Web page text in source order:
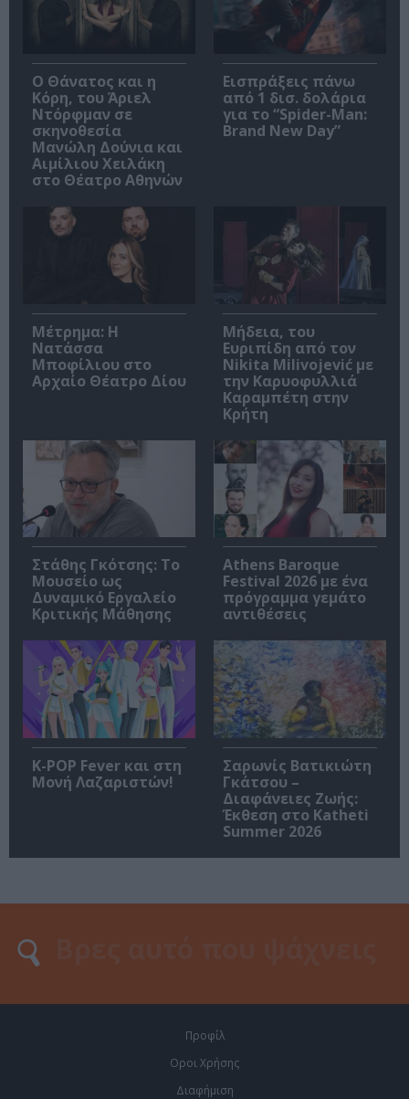
Ο Θάνατος και η
Κόρη, του Άριελ
Ντόρφμαν σε
σκηνοθεσία
Μανώλη Δούνια και
Αιμίλιου Χειλάκη
στο Θέατρο Αθηνών
Εισπράξεις πάνω
από 1 δισ. δολάρια
για το “Spider-Man:
Brand New Day”
Μέτρημα: Η
Νατάσσα
Μποφίλιου στο
Αρχαίο Θέατρο Δίου
Μήδεια, του
Ευριπίδη από τον
Nikita Milivojević με
την Καρυοφυλλιά
Καραμπέτη στην
Κρήτη
Στάθης Γκότσης: Το
Μουσείο ως
Δυναμικό Εργαλείο
Κριτικής Μάθησης
Athens Baroque
Festival 2026 με ένα
πρόγραμμα γεμάτο
αντιθέσεις
K-POP Fever και στη
Μονή Λαζαριστών!
Σαρωνίς Βατικιώτη
Γκάτσου –
Διαφάνειες Ζωής:
Έκθεση στο Katheti
Summer 2026
Προφίλ
Οροι Χρήσης
Διαφήμιση